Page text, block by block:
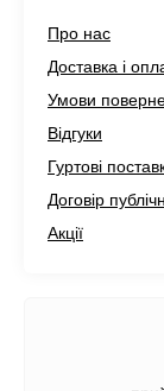
Про нас
Доставка і
Умови
Відгуки
Гуртові
Договір
Акції